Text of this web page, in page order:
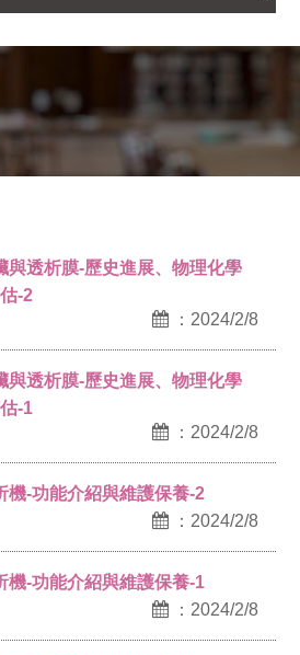
與透析膜-歷史進展、物理化學
-2
：2024/2/8
與透析膜-歷史進展、物理化學
-1
：2024/2/8
機-功能介紹與維護保養-2
：2024/2/8
機-功能介紹與維護保養-1
：2024/2/8